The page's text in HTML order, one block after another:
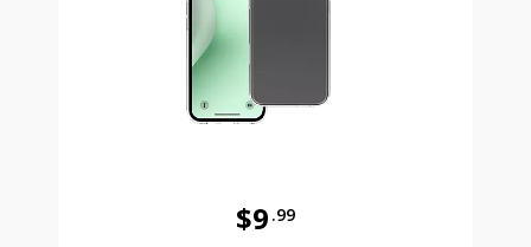
$9 .99